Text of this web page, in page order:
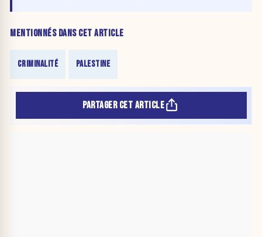
MENTIONNÉS DANS CET ARTICLE
CRIMINALITÉ PALESTINE
PARTAGER CET ARTICLE